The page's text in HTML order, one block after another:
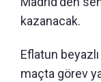
kazanacak.
Eflatun
maçta görev